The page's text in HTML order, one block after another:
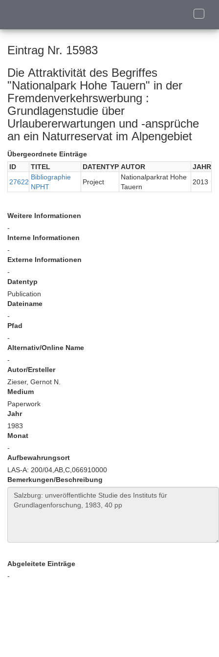
Toggle
Eintrag Nr. 15983
Die Attraktivität des Begriffes
"Nationalpark Hohe Tauern" in der
Fremdenverkehrswerbung :
Grundlagenstudie über
Urlaubererwartungen und -ansprüche
an ein Naturreservat im Alpengebiet
Übergeordnete Einträge
ID
TITEL DATENTYP AUTOR
JAHR
27622
Bibliographie
NPHT
Project
Nationalparkrat Hohe
Tauern
2013
Weitere Informationen
-
Interne Informationen
-
Externe Informationen
-
Datentyp
Publication
Dateiname
-
Pfad
-
Alternativ/Online Name
-
Autor/Ersteller
Zieser, Gernot N.
Medium
Paperwork
Jahr
1983
Monat
-
Aufbewahrungsort
LAS-A: 200/04,AB,C,066910000
Bemerkungen/Beschreibung
Abgeleitete Einträge
-